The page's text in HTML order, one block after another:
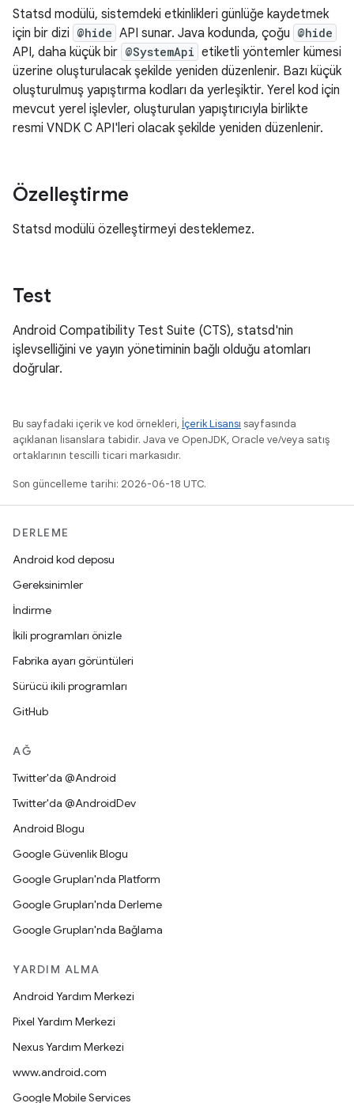
Statsd modülü, sistemdeki etkinlikleri günlüğe kaydetmek
için bir dizi @hide API sunar. Java kodunda, çoğu @hide
API, daha küçük bir @SystemApi etiketli yöntemler kümesi
üzerine oluşturulacak şekilde yeniden düzenlenir. Bazı küçük
oluşturulmuş yapıştırma kodları da yerleşiktir. Yerel kod için
mevcut yerel işlevler, oluşturulan yapıştırıcıyla birlikte
resmi VNDK C API'leri olacak şekilde yeniden düzenlenir.
Özelleştirme
Statsd modülü özelleştirmeyi desteklemez.
Test
Android Compatibility Test Suite (CTS), statsd'nin
işlevselliğini ve yayın yönetiminin bağlı olduğu atomları
doğrular.
Bu sayfadaki içerik ve kod örnekleri, İçerik Lisansı sayfasında
açıklanan lisanslara tabidir. Java ve OpenJDK, Oracle ve/veya satış
ortaklarının tescilli ticari markasıdır.
Son güncelleme tarihi: 2026-06-18 UTC.
DERLEME
Android kod deposu
Gereksinimler
İndirme
İkili programları önizle
Fabrika ayarı görüntüleri
Sürücü ikili programları
GitHub
AĞ
Twitter'da @Android
Twitter'da @AndroidDev
Android Blogu
Google Güvenlik Blogu
Google Grupları'nda Platform
Google Grupları'nda Derleme
Google Grupları'nda Bağlama
YARDIM ALMA
Android Yardım Merkezi
Pixel Yardım Merkezi
Nexus Yardım Merkezi
www.android.com
Google Mobile Services